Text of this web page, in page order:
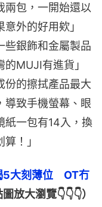
兩包，一開始還以
外的好用欸」
些銀飾和金屬製品
MUJI有進貨」
份的擦拭產品最大
導致手機螢幕、眼
紙一包有14入，換
！」
大刻薄位　OT冇
圖放大瀏覽👇👇👇）